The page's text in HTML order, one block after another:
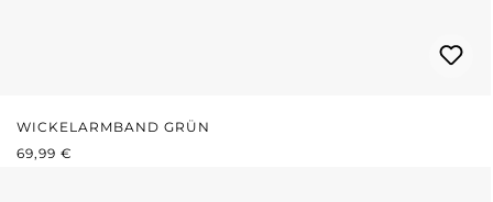
WICKELARMBAND GRÜN
REGULÄRER PREIS:
69,99 €